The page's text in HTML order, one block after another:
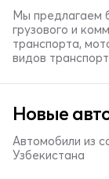
Мы предлагаем
грузового и
транспорта,
видов
Новые
Автомобили из
Узбекистана